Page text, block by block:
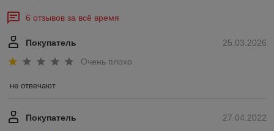
6 отзывов за всё время
25.03.2026
Покупатель
Очень плохо
не отвечают
27.04.2022
Покупатель